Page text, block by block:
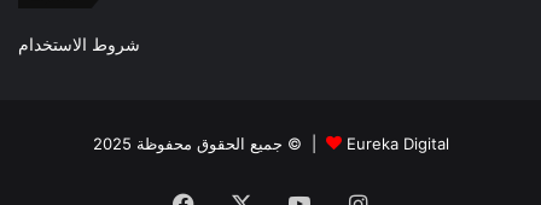
شروط الاستخدام
جميع الحقوق محفوظة 2025 © | Eureka Digital